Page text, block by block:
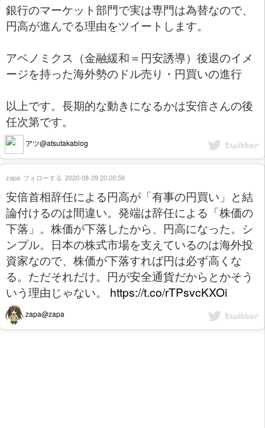
銀行のマーケット部門で実は専門は為替なので、
円高が進んでる理由をツイートします。
アベノミクス（金融緩和＝円安誘導）後退のイメ
ージを持った海外勢のドル売り・円買いの進行
以上です。長期的な動きになるかは安倍さんの後
任次第です。
アツ@atsutakablog
安倍首相辞任による円高が「有事の円買い」と結
論付けるのは間違い。発端は辞任による「株価の
下落」。株価が下落したから、円高になった。シ
ンプル。日本の株式市場を支えているのは海外投
資家なので、株価が下落すれば円は必ず高くな
る。ただそれだけ。円が安全通貨だからとかそう
いう理由じゃない。 https://t.co/rTPsvcKXOi
zapa@zapa
zapa フォローする 2020-08-29 20:20:58